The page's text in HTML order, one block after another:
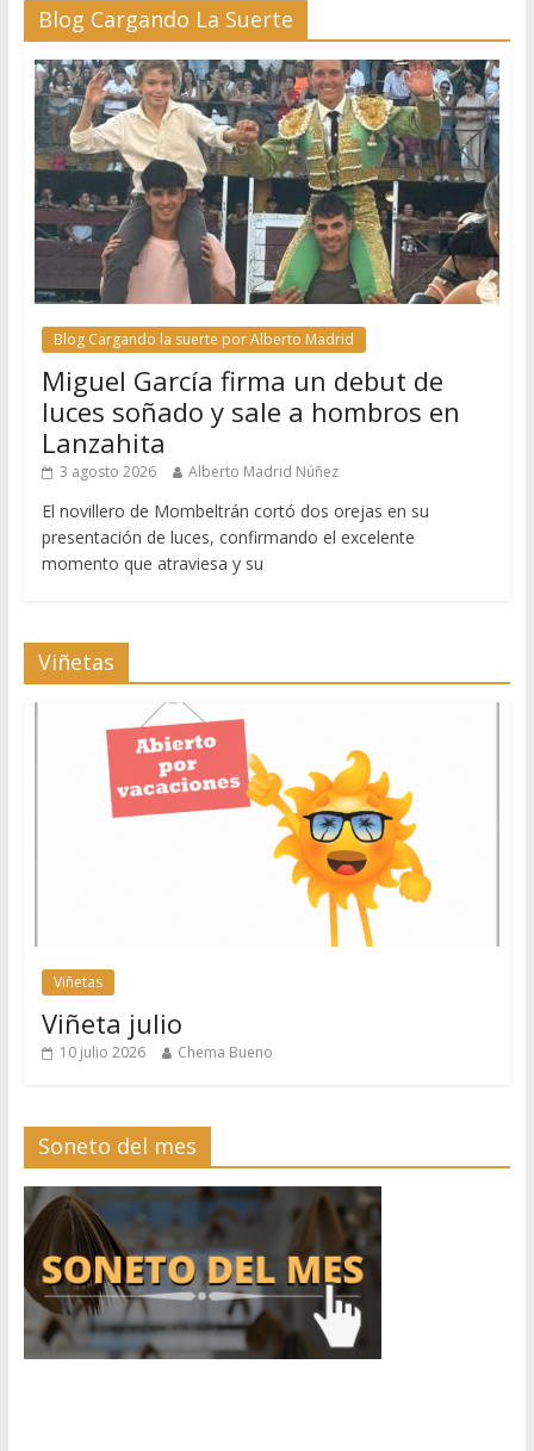
Blog Cargando La Suerte
Blog Cargando la suerte por Alberto Madrid
Miguel García firma un debut de
luces soñado y sale a hombros en
Lanzahita
3 agosto 2026 Alberto Madrid Núñez
El novillero de Mombeltrán cortó dos orejas en su
presentación de luces, confirmando el excelente
momento que atraviesa y su
Viñetas
Viñetas
Viñeta julio
10 julio 2026 Chema Bueno
Soneto del mes